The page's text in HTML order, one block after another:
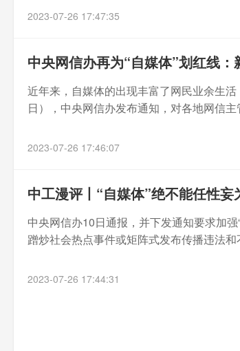
2023-07-26 17:47:35
中央网信办再为“自媒体”划红线：
近年来，自媒体的出现丰富了网民业余生
日），中央网信办发布通知，对各地网信
2023-07-26 17:46:07
中工漫评丨“自媒体”绝不能任性妄
中央网信办10日通报，并下发通知要求加
蹭炒社会热点事件或矩阵式发布传播违法
2023-07-26 17:44:31